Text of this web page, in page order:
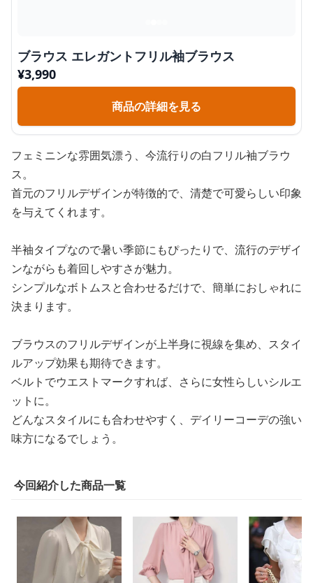
ブラウス エレガントフリル袖ブラウス
¥3,990
商品の詳細を見る
フェミニンな雰囲気漂う、今流行りの白フリル袖ブラウ
ス。
首元のフリルデザインが特徴的で、清楚で可愛らしい印象
を与えてくれます。
半袖タイプなので暑い季節にもぴったりで、流行のデザイ
ンながらも着回しやすさが魅力。
シンプルなボトムスと合わせるだけで、簡単におしゃれに
決まります。
ブラウスのフリルデザインが上半身に視線を集め、スタイ
ルアップ効果も期待できます。
ベルトでウエストマークすれば、さらに女性らしいシルエ
ットに。
どんなスタイルにも合わせやすく、デイリーコーデの強い
味方になるでしょう。
今回紹介した商品一覧